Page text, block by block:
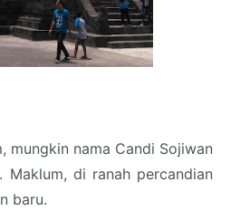
mungkin nama Candi Sojiwan
Maklum, di ranah percandian
baru.